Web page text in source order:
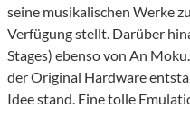
seine musikalischen Werke
Verfügung stellt. Darüber
Stages) ebenso von An
der Original Hardware
Idee stand. Eine tolle